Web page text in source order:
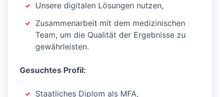
Unsere digitalen Lösungen nutzen,
Zusammenarbeit mit dem medizinischen
Team, um die Qualität der Ergebnisse zu
gewährleisten.
Gesuchtes Profil:
Staatliches Diplom als MFA,